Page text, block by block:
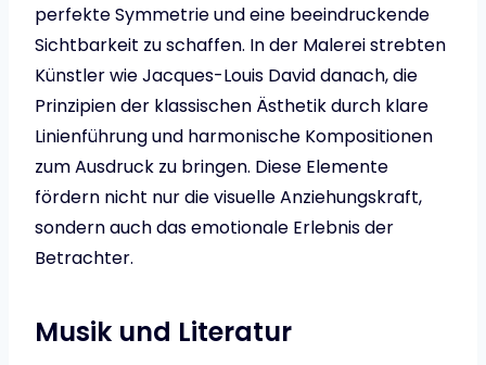
perfekte Symmetrie und eine beeindruckende
Sichtbarkeit zu schaffen. In der Malerei strebten
Künstler wie Jacques-Louis David danach, die
Prinzipien der klassischen Ästhetik durch klare
Linienführung und harmonische Kompositionen
zum Ausdruck zu bringen. Diese Elemente
fördern nicht nur die visuelle Anziehungskraft,
sondern auch das emotionale Erlebnis der
Betrachter.
Musik und Literatur